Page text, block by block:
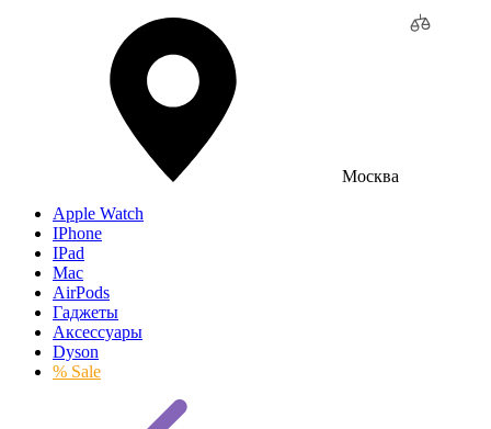
Москва
Apple Watch
IPhone
IPad
Mac
AirPods
Гаджеты
Аксессуары
Dyson
% Sale